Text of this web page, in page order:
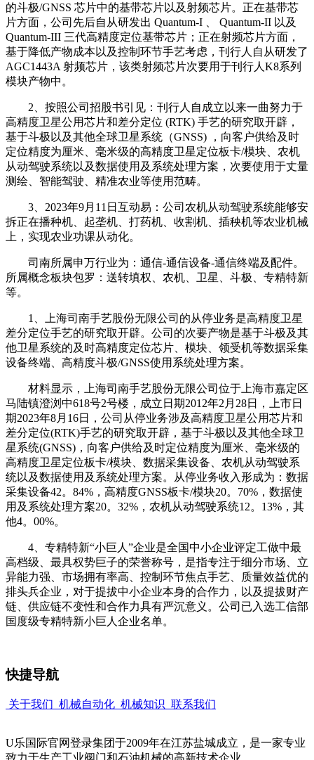
的斗极/GNSS 芯片中的基带芯片以及射频芯片。正在基带芯
片方面，公司先后自从研发出 Quantum-I 、 Quantum-II 以及
Quantum-III 三代高精度定位基带芯片；正在射频芯片方面，
基于降低产物成本以及控制环节手艺考虑，刊行人自从研发了
AGC1443A 射频芯片，该类射频芯片次要用于刊行人K8系列
模块产物中。
2、按照公司招股书引见：刊行人自成立以来一曲努力于
高精度卫星公用芯片和差分定位 (RTK) 手艺的研究取开辟，
基于斗极以及其他全球卫星系统（GNSS) ，向客户供给及时
定位精度为厘米、毫米级的高精度卫星定位板卡/模块、农机
从动驾驶系统以及数据使用及系统处理方案，次要使用于丈量
测绘、智能驾驶、精准农业等使用范畴。
3、2023年9月11日互动易：公司农机从动驾驶系统能够安
拆正在播种机、起垄机、打药机、收割机、插秧机等农业机械
上，实现农业功课从动化。
司南所属申万行业为：通信-通信设备-通信终端及配件。
所属概念板块包罗：送转填权、农机、卫星、斗极、专精特新
等。
1、上海司南手艺股份无限公司的从停业务是高精度卫星
差分定位手艺的研究取开辟。公司的次要产物是基于斗极及其
他卫星系统的及时高精度定位芯片、模块、领受机等数据采集
设备终端、高精度斗极/GNSS使用系统处理方案。
材料显示，上海司南手艺股份无限公司位于上海市嘉定区
马陆镇澄浏中618号2号楼，成立日期2012年2月28日，上市日
期2023年8月16日，公司从停业务涉及高精度卫星公用芯片和
差分定位(RTK)手艺的研究取开辟，基于斗极以及其他全球卫
星系统(GNSS)，向客户供给及时定位精度为厘米、毫米级的
高精度卫星定位板卡/模块、数据采集设备、农机从动驾驶系
统以及数据使用及系统处理方案。从停业务收入形成为：数据
采集设备42。84%，高精度GNSS板卡/模块20。70%，数据使
用及系统处理方案20。32%，农机从动驾驶系统12。13%，其
他4。00%。
4、专精特新“小巨人”企业是全国中小企业评定工做中最
高档级、最具权势巨子的荣誉称号，是指专注于细分市场、立
异能力强、市场拥有率高、控制环节焦点手艺、质量效益优的
排头兵企业，对于提拔中小企业本身的合作力，以及提拔财产
链、供应链不变性和合作力具有严沉意义。公司已入选工信部
国度级专精特新小巨人企业名单。
快捷导航
关于我们 机械自动化 机械知识 联系我们
U乐国际官网登录集团于2009年在江苏盐城成立，是一家专业